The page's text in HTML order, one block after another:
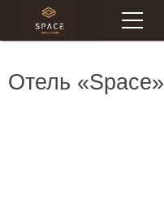
Меню
Отель «Space»